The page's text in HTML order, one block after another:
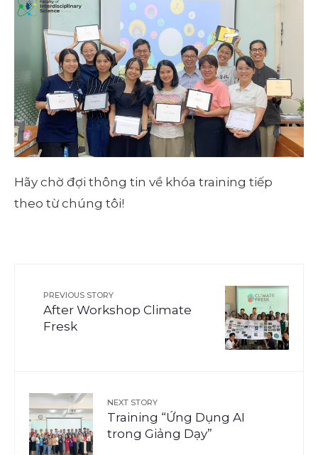
Hãy chờ đợi thông tin về khóa training tiếp
theo từ chúng tôi!
PREVIOUS STORY
After Workshop Climate
Fresk
NEXT STORY
Training “Ứng Dụng AI
trong Giảng Dạy”